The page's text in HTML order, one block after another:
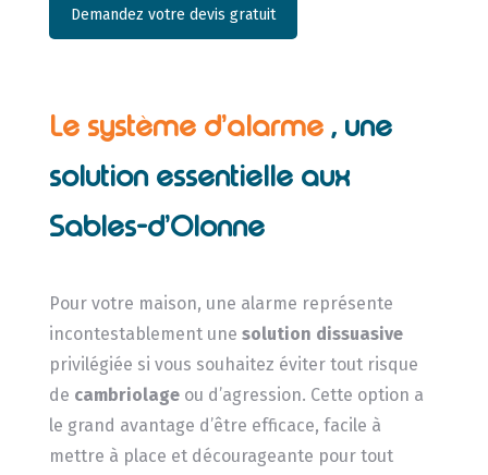
Demandez votre devis gratuit
Le système d’alarme , une
solution essentielle aux
Sables-d’Olonne
Pour votre maison, une alarme représente
incontestablement une solution dissuasive
privilégiée si vous souhaitez éviter tout risque
de cambriolageou d’agression. Cette option a
le grand avantage d’être efficace, facile à
mettre à place et décourageante pour tout